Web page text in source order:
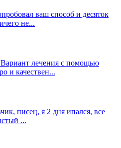
ваш способ и десяток
не...
лечения с помощью
и качествен...
писец, я 2 дня ипался, все
...